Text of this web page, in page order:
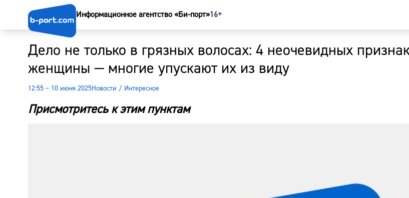
Информационное агентство «Би-порт»16+
Дело не только в грязных волосах: 4 неочевидных
женщины — многие упускают их из виду
12:55 – 10 июня 2025Новости / Интересное
Присмотритесь к этим пунктам
Главная
Курсы